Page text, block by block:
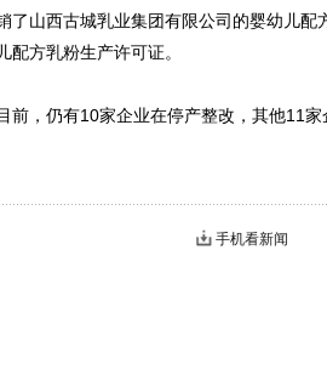
了山西古城乳业集团有限公司的婴幼儿
配方乳粉生产许可证。
，仍有10家企业在停产整改，其他11家
手机看新闻